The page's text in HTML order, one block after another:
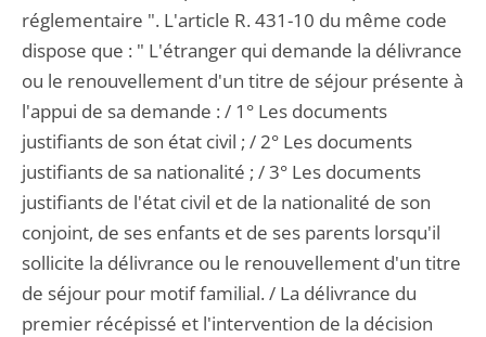
réglementaire ". L'article R. 431-10 du même code
dispose que : " L'étranger qui demande la délivrance
ou le renouvellement d'un titre de séjour présente à
l'appui de sa demande : / 1° Les documents
justifiants de son état civil ; / 2° Les documents
justifiants de sa nationalité ; / 3° Les documents
justifiants de l'état civil et de la nationalité de son
conjoint, de ses enfants et de ses parents lorsqu'il
sollicite la délivrance ou le renouvellement d'un titre
de séjour pour motif familial. / La délivrance du
premier récépissé et l'intervention de la décision